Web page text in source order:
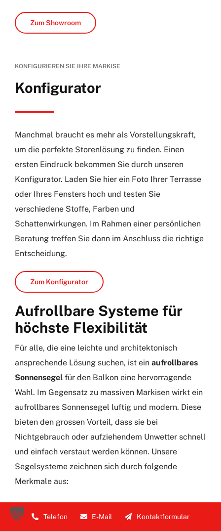
Zum Showroom
KONFIGURIEREN SIE IHRE MARKISE
Konfigurator
Manchmal braucht es mehr als Vorstellungskraft,
um die perfekte Storenlösung zu finden. Einen
ersten Eindruck bekommen Sie durch unseren
Konfigurator. Laden Sie hier ein Foto Ihrer Terrasse
oder Ihres Fensters hoch und testen Sie
verschiedene Stoffe, Farben und
Schattenwirkungen. Im Rahmen einer persönlichen
Beratung treffen Sie dann im Anschluss die richtige
Entscheidung.
Zum Konfigurator
Aufrollbare Systeme für
höchste Flexibilität
Für alle, die eine leichte und architektonisch
ansprechende Lösung suchen, ist ein aufrollbares
Sonnensegelfür den Balkon eine hervorragende
Wahl. Im Gegensatz zu massiven Markisen wirkt ein
aufrollbares Sonnensegel luftig und modern. Diese
bieten den grossen Vorteil, dass sie bei
Nichtgebrauch oder aufziehendem Unwetter schnell
und einfach verstaut werden können. Unsere
Segelsysteme zeichnen sich durch folgende
Merkmale aus:
Reissfestigkeit
Telefon E-Mail Kontaktformular